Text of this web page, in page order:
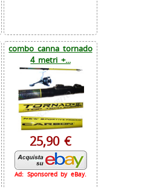
combo canna tornado
4 metri +...
25,90 €
Ad: Sponsored by eBay.